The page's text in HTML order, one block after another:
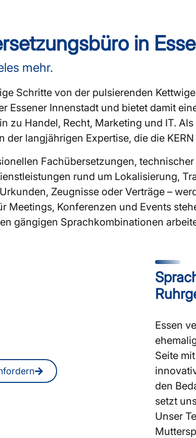
in
mehr.
Schritte von der pulsierenden
Essener Innenstadt und bietet damit
zu Handel, Recht, Marketing und IT.
langjährigen Expertise, die die
Fachübersetzungen,
rund um Lokalisierung,
Zeugnisse oder Verträge –
Meetings, Konferenzen und Events
gängigen Sprachkombinationen
Essen
Seite
den
setzt
Unser